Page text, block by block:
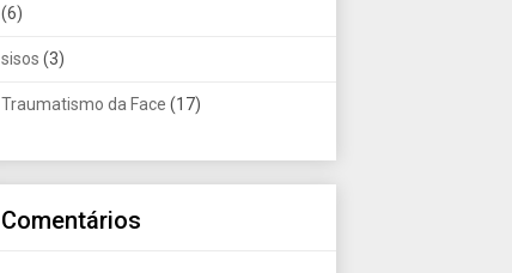
(6)
sisos (3)
Traumatismo da Face (17)
Comentários